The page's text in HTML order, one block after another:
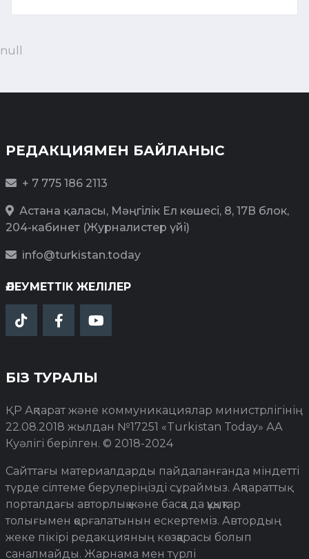
null
РЕДАКЦИЯМЕН БАЙЛАНЫС
+ 7 775 186 2113
Астана қаласы, Мәңгілік Ел көшесі, 8, 17В блок,
204-кабинет (Журналистер үйі)
info@turkistan.today
ӘЛЕУМЕТТІК ЖЕЛІЛЕР
БІЗ ТУРАЛЫ
ҚР Ақпарат және коммуникациялар министрлігінің
22.08.2018 жылдан №17251 «Turkistan Today» АА
Куәлігі берілген. © 2018-2024
Сайттағы материалдарды пайдаланғанда міндетті
түрде сілтеме берулеріңізді сұраймыз. Ақпараттық
порталдағы авторлық және басқа да құқықтар
толығымен қорғалатынын ескертеміз. Автордың
жеке пікірі редакцияның көзқарасы болып
саналмайды. Жарнама мен түрлі